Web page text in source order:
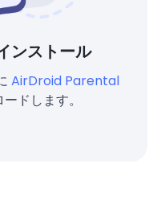
ンストール
AirDroid Parental
ドします。